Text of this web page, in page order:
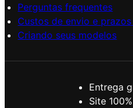
Perguntas frequentes
Custos de envio e
Criando seus modelos
Entrega
Site